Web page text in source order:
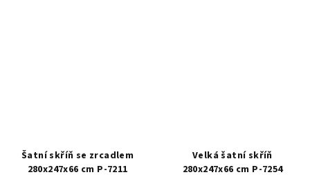
Šatní skříň se zrcadlem
280x247x66 cm P-7211
Velká šatní skříň
280x247x66 cm P-7254